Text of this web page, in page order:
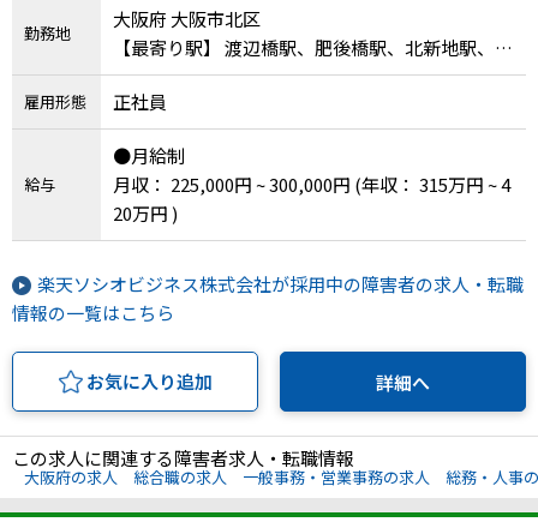
勤務地
大阪府 大阪市北区
【最寄り駅】 渡辺橋駅、肥後橋駅、北新地駅、淀
屋橋駅、大阪駅
雇用形態 正社員
給与
●月給制
月収： 225,000円 ~ 300,000円 (年収： 315万円 ~ 4
20万円 )
楽天ソシオビジネス株式会社が採用中の障害者の求人・転職
情報の一覧はこちら
お気に入り追加 詳細へ
この求人に関連する障害者求人・転職情報
大阪府の求人 総合職の求人 一般事務・営業事務の求人 総務・人事